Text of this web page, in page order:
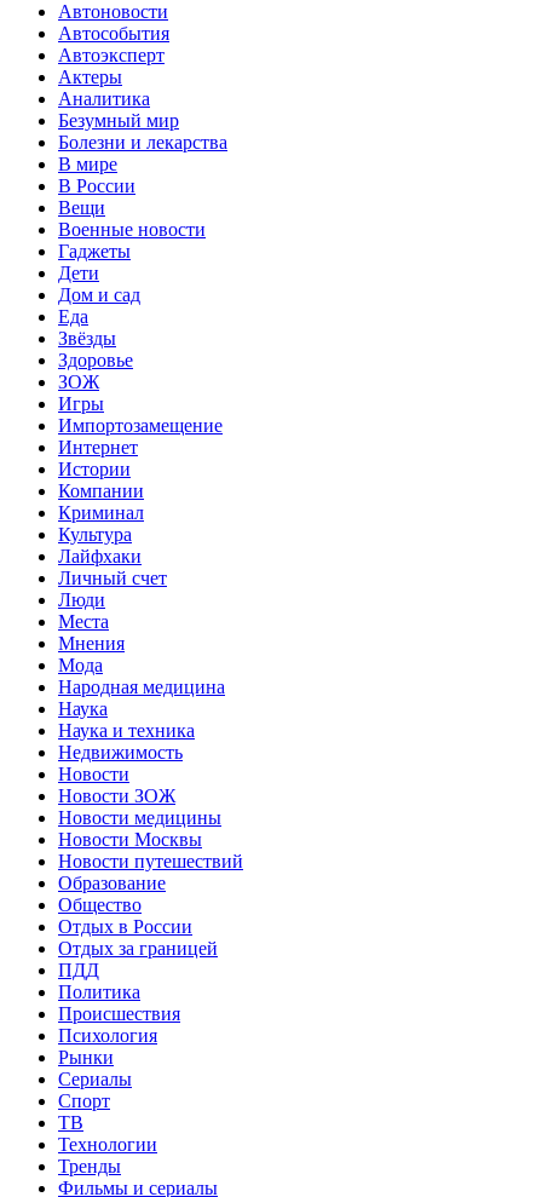
Автоновости
Автособытия
Автоэксперт
Актеры
Аналитика
Безумный мир
Болезни и лекарства
В мире
В России
Вещи
Военные новости
Гаджеты
Дети
Дом и сад
Еда
Звёзды
Здоровье
ЗОЖ
Игры
Импортозамещение
Интернет
Истории
Компании
Криминал
Культура
Лайфхаки
Личный счет
Люди
Места
Мнения
Мода
Народная медицина
Наука
Наука и техника
Недвижимость
Новости
Новости ЗОЖ
Новости медицины
Новости Москвы
Новости путешествий
Образование
Общество
Отдых в России
Отдых за границей
ПДД
Политика
Происшествия
Психология
Рынки
Сериалы
Спорт
ТВ
Технологии
Тренды
Фильмы и сериалы